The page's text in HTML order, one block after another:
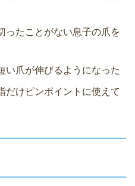
ったことがない息子の爪を
い爪が伸びるようになった
だけピンポイントに使えて